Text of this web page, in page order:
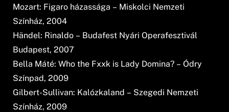
Mozart: Figaro házassága – Miskolci Nemzeti
Színház, 2004
Händel: Rinaldo – Budafest Nyári Operafesztivál
Budapest, 2007
Bella Máté: Who the Fxxk is Lady Domina? – Ódry
Színpad, 2009
Gilbert-Sullivan: Kalózkaland – Szegedi Nemzeti
Színház, 2009